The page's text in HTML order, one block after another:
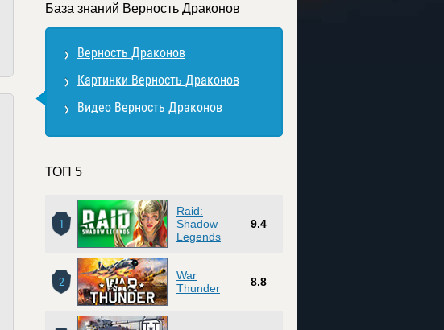
База знаний Верность Драконов
Верность Драконов
Картинки Верность Драконов
Видео Верность Драконов
ТОП 5
1
Raid:
Shadow
Legends
9.4
2
War
Thunder
8.8